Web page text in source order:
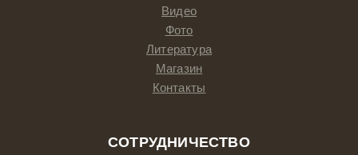
Видео
Фото
Литература
Магазин
Контакты
СОТРУДНИЧЕСТВО